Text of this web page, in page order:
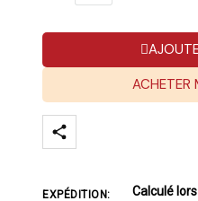
ACHETER
EXPÉDITION: Calculé